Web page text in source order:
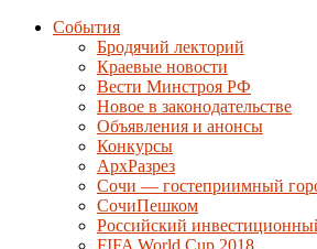
События
Бродячий лекторий
Краевые новости
Вести Минстроя РФ
Новое в законодательстве
Объявления и анонсы
Конкурсы
АрхРазрез
Сочи — гостеприимный
СочиПешком
Российский
FIFA World Cup 2018